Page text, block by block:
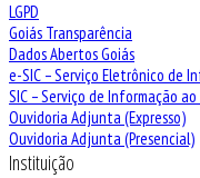
LGPD
Goiás Transparência
Dados Abertos Goiás
e-SIC – Serviço Eletrônico de
SIC – Serviço de Informação
Ouvidoria Adjunta (Expresso)
Ouvidoria Adjunta (Presencial)
Instituição